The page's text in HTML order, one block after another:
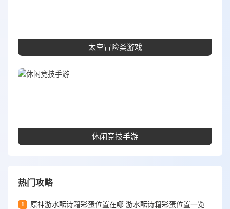
太空冒险类游戏
休闲竞技手游
热门攻略
1 原神游水酝诗籍彩蛋位置在哪 游水酝诗籍彩蛋位置一览